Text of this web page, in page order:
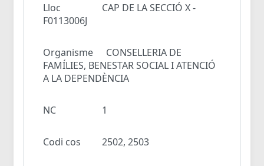
Lloc
CAP DE LA SECCIÓ X -
F0113006J
Organisme
CONSELLERIA DE
FAMÍLIES, BENESTAR SOCIAL I ATENCIÓ
A LA DEPENDÈNCIA
NC 1
Codi cos 2502, 2503